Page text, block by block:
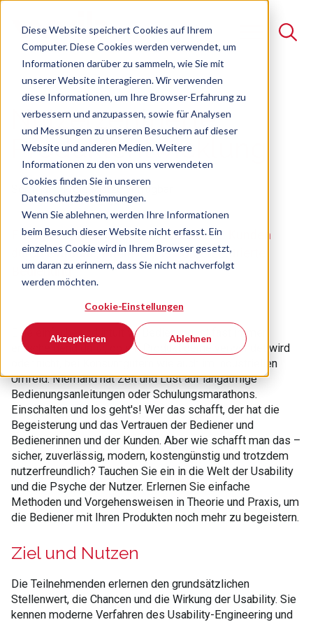
Diese Website speichert Cookies auf Ihrem
Computer. Diese Cookies werden verwendet, um
Informationen darüber zu sammeln, wie Sie mit
unserer Website interagieren. Wir verwenden
diese Informationen, um Ihre Browser-Erfahrung zu
verbessern und anzupassen, sowie für Analysen
und Messungen zu unseren Besuchern auf dieser
Website und anderen Medien. Weitere
Informationen zu den von uns verwendeten
Cookies finden Sie in unseren
Datenschutzbestimmungen.
Wenn Sie ablehnen, werden Ihre Informationen
beim Besuch dieser Website nicht erfasst. Ein
einzelnes Cookie wird in Ihrem Browser gesetzt,
um daran zu erinnern, dass Sie nicht nachverfolgt
werden möchten.
Cookie-Einstellungen
Akzeptieren Ablehnen
Suche
Es gibt keine Vorschläge, da das Suchfeld leer ist.
Nutzerzentrierte
Produktentwicklung
Seminar Freie Plätze verfügbar
Erfolgreiche Produkte und zufriedene Kunden
durch einfache, intuitive und nutzerzentrierte
Bedienung
Eine einfache und intuitive Bedienung ist fast immer
entscheidend dafür, ob ein Produkt gerne verwendet wird
oder nicht, bei Konsumgütern wie auch im industriellen
Umfeld. Niemand hat Zeit und Lust auf langatmige
Bedienungsanleitungen oder Schulungsmarathons.
Einschalten und los geht's! Wer das schafft, der hat die
Begeisterung und das Vertrauen der Bediener und
Bedienerinnen und der Kunden. Aber wie schafft man das –
sicher, zuverlässig, modern, kostengünstig und trotzdem
nutzerfreundlich? Tauchen Sie ein in die Welt der Usability
und die Psyche der Nutzer. Erlernen Sie einfache
Methoden und Vorgehensweisen in Theorie und Praxis, um
die Bediener mit Ihren Produkten noch mehr zu begeistern.
Ziel und Nutzen
Die Teilnehmenden erlernen den grundsätzlichen
Stellenwert, die Chancen und die Wirkung der Usability. Sie
kennen moderne Verfahren des Usability-Engineering und